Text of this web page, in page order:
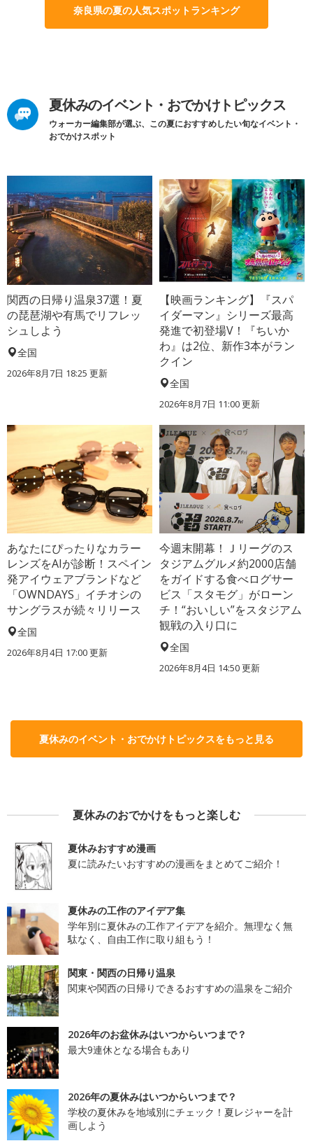
奈良県の夏の人気スポットランキング
夏休みのイベント・おでかけトピックス
ウォーカー編集部が選ぶ、この夏におすすめしたい旬なイベント・
おでかけスポット
関西の日帰り温泉37選！夏
の琵琶湖や有馬でリフレッ
シュしよう
全国
2026年8月7日 18:25 更新
【映画ランキング】『スパ
イダーマン』シリーズ最高
発進で初登場V！『ちいか
わ』は2位、新作3本がラン
クイン
全国
2026年8月7日 11:00更新
あなたにぴったりなカラー
レンズをAIが診断！スペイン
発アイウェアブランドなど
「OWNDAYS」イチオシの
サングラスが続々リリース
全国
2026年8月4日 17:00更新
今週末開幕！Ｊリーグのス
タジアムグルメ約2000店舗
をガイドする食べログサー
ビス「スタモグ」がローン
チ！“おいしい”をスタジアム
観戦の入り口に
全国
2026年8月4日 14:50更新
夏休みのイベント・おでかけトピックスをもっと見る
夏休みのおでかけをもっと楽しむ
夏休みおすすめ漫画
夏に読みたいおすすめの漫画をまとめてご紹介！
夏休みの工作のアイデア集
学年別に夏休みの工作アイデアを紹介。無理なく無
駄なく、自由工作に取り組もう！
関東・関西の日帰り温泉
関東や関西の日帰りできるおすすめの温泉をご紹介
2026年のお盆休みはいつからいつまで？
最大9連休となる場合もあり
2026年の夏休みはいつからいつまで？
学校の夏休みを地域別にチェック！夏レジャーを計
画しよう